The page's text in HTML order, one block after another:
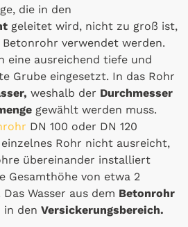
die in den
geleitet wird, nicht zu groß ist,
verwendet werden.
eine ausreichend tiefe und
Grube eingesetzt. In das Rohr
weshalb der Durchmesser
gewählt werden muss.
DN 100 oder DN 120
Rohr nicht ausreicht,
übereinander installiert
Gesamthöhe von etwa 2
Wasser aus dem Betonrohr
in den Versickerungsbereich.